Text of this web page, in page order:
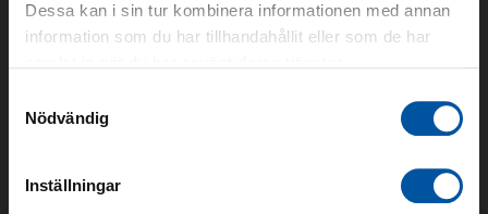
Dessa kan i sin tur kombinera informationen med annan
information som du har tillhandahållit eller som de har
Nödvändig
Inställningar
Om oss